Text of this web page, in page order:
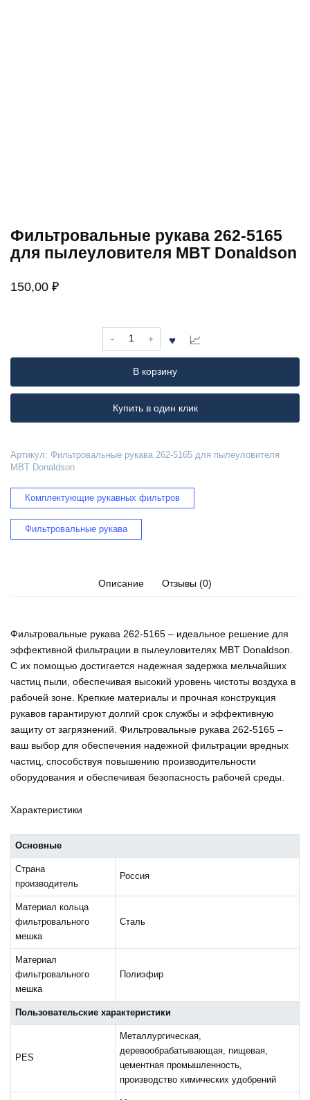
Фильтровальные рукава 262-5165
для пылеуловителя MBT Donaldson
150,00 ₽
Количество
товара
262-
5165
для
В корзину
Купить в один клик
Артикул: Фильтровальные рукава 262-5165 для пылеуловителя
MBT Donaldson
Комплектующие рукавных фильтров
Фильтровальные рукава
Описание Отзывы (0)
Фильтровальные рукава 262-5165 – идеальное решение для
эффективной фильтрации в пылеуловителях MBT Donaldson.
С их помощью достигается надежная задержка мельчайших
частиц пыли, обеспечивая высокий уровень чистоты воздуха в
рабочей зоне. Крепкие материалы и прочная конструкция
рукавов гарантируют долгий срок службы и эффективную
защиту от загрязнений. Фильтровальные рукава 262-5165 –
ваш выбор для обеспечения надежной фильтрации вредных
частиц, способствуя повышению производительности
оборудования и обеспечивая безопасность рабочей среды.
Характеристики
Основные
Страна
производитель
Россия
Материал кольца
фильтровального
мешка
Сталь
Материал
фильтровального
мешка
Полиэфир
Пользовательские характеристики
PES
Металлургическая,
деревообрабатывающая, пищевая,
цементная промышленность,
производство химических удобрений